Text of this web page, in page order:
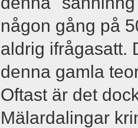
någon gång på
aldrig ifrågasatt.
denna gamla
Oftast är det
Mälardalingar